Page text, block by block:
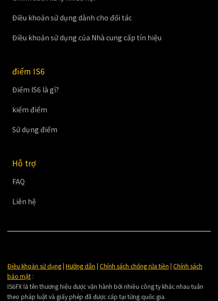
Điều khoản sử dụng dành cho đối tác
Điều khoản sử dụng của Nhà cung cấp tín hiệu
điểm IS6
Điểm IS6 là gì?
kiếm điểm
Sử dụng điểm
Hỗ trợ
FAQ
Liên hệ
Điều khoản sử dụng| Hướng dẫn | Chính sách chống rửa tiền | Chính sách
bảo mật :
IS6FX là tên thương hiệu được vận hành bởi nhiều công ty khác nhau tuân
theo pháp luật và giấy phép đã được cấp tại từng quốc gia.